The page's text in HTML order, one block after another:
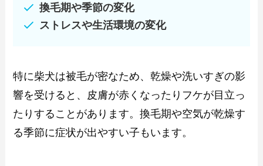
換毛期や季節の変化
ストレスや生活環境の変化
特に柴犬は被毛が密なため、乾燥や洗いすぎの影
響を受けると、皮膚が赤くなったりフケが目立っ
たりすることがあります。換毛期や空気が乾燥す
る季節に症状が出やすい子もいます。